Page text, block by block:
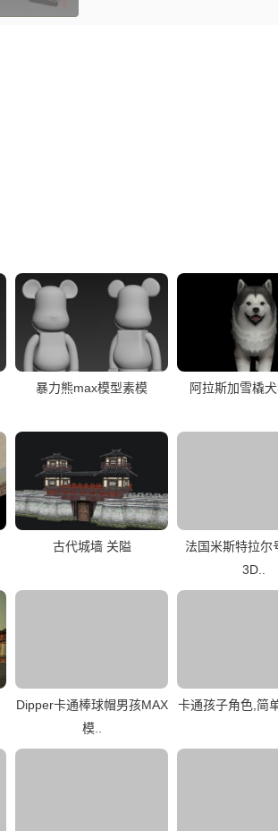
暴力熊max模型素模 阿拉斯加雪橇
古代城墙 关隘
法国米斯特拉尔
3D..
Dipper卡通棒球帽男孩MAX
模..
卡通孩子角色,简